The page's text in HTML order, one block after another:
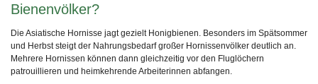
Bienenvölker?
Die Asiatische Hornisse jagt gezielt Honigbienen. Besonders im Spätsommer
und Herbst steigt der Nahrungsbedarf großer Hornissenvölker deutlich an.
Mehrere Hornissen können dann gleichzeitig vor den Fluglöchern
patrouillieren und heimkehrende Arbeiterinnen abfangen.